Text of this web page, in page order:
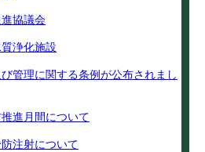
協議会
浄化施設
管理に関する条例が公布されまし
進月間について
注射について